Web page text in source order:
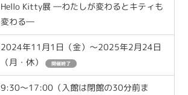
Hello Kitty展 ―わたしが変わるとキティも
変わる―
2024年11月1日（金）～2025年2月24日
（月・休）
開催終了
9:30～17:00（入館は閉館の30分前ま